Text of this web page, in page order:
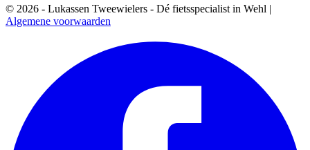
© 2026 - Lukassen Tweewielers - Dé fietsspecialist in Wehl |
Algemene voorwaarden